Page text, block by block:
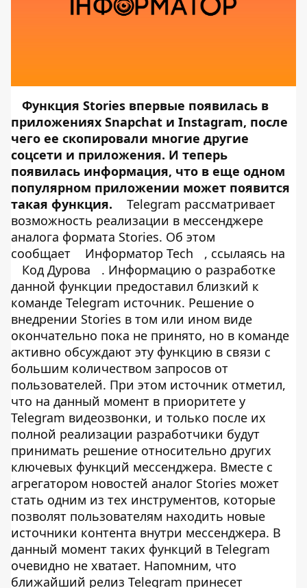
Функция Stories впервые появилась в
приложениях Snapchat и Instagram, после
чего ее скопировали многие другие
соцсети и приложения. И теперь
появилась информация, что в еще одном
популярном приложении может появится
такая функция.
Telegram рассматривает
возможность реализации в мессенджере
аналога формата Stories. Об этом
сообщает
Информатор Tech
, ссылаясь на
Код Дурова
. Информацию о разработке
данной функции предоставил близкий к
команде Telegram источник. Решение о
внедрении Stories в том или ином виде
окончательно пока не принято, но в команде
активно обсуждают эту функцию в связи с
большим количеством запросов от
пользователей. При этом источник отметил,
что на данный момент в приоритете у
Telegram видеозвонки, и только после их
полной реализации разработчики будут
принимать решение относительно других
ключевых функций мессенджера. Вместе с
агрегатором новостей аналог Stories может
стать одним из тех инструментов, которые
позволят пользователям находить новые
источники контента внутри мессенджера. В
данный момент таких функций в Telegram
очевидно не хватает. Напомним, что
ближайший релиз Telegram принесет